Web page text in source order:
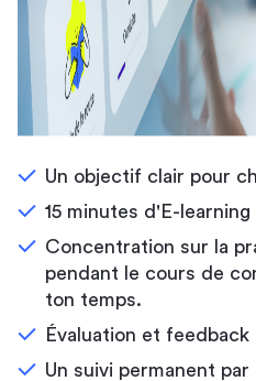
Un objectif clair pour
15 minutes d'E-
Concentration sur la
pendant le cours de
ton temps.
Évaluation et feedback
Un suivi permanent par